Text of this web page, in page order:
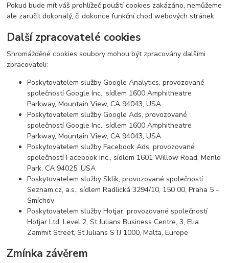
Pokud bude mít váš prohlížeč použití cookies zakázáno, nemůžeme
ale zaručit dokonalý, či dokonce funkční chod webových stránek.
Další zpracovatelé cookies
Shromážděné cookies soubory mohou být zpracovány dalšími
zpracovateli:
Poskytovatelem služby Google Analytics, provozované
společností Google Inc., sídlem 1600 Amphitheatre
Parkway, Mountain View, CA 94043, USA
Poskytovatelem služby Google Ads, provozované
společností Google Inc., sídlem 1600 Amphitheatre
Parkway, Mountain View, CA 94043, USA
Poskytovatelem služby Facebook Ads, provozované
společností Facebook Inc., sídlem 1601 Willow Road, Menlo
Park, CA 94025, USA
Poskytovatelem služby Sklik, provozované společností
Seznam.cz, a.s., sídlem Radlická 3294/10, 150 00, Praha 5 –
Smíchov
Poskytovatelem služby Hotjar, provozované společností
Hotjar Ltd, Level 2, St Julians Business Centre, 3, Elia
Zammit Street, St Julians STJ 1000, Malta, Europe
Zmínka závěrem